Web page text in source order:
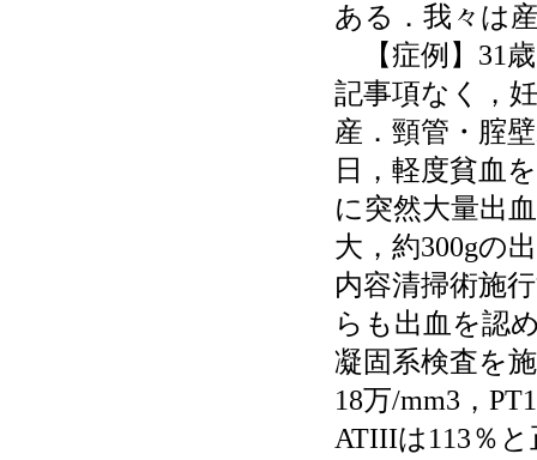
ある．我々は
【症例】31歳
記事項なく，
産．頸管・腟
日，軽度貧血
に突然大量出
大，約300gの
内容清掃術施
らも出血を認
凝固系検査を
18万/mm3，
ATIIIは113％